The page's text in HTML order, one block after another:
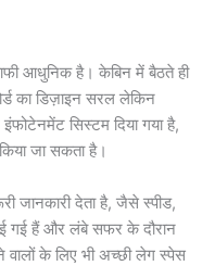
आधुनिक है। केबिन में बैठते ही
का डिज़ाइन सरल लेकिन
सिस्टम दिया गया है,
जा सकता है।
जानकारी देता है, जैसे स्पीड,
गई हैं और लंबे सफर के दौरान
के लिए भी अच्छी लेग स्पेस